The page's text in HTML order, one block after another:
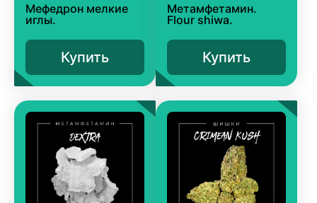
Мефедрон мелкие
иглы.
Купить
Метамфетамин.
Flour shiwa.
Купить